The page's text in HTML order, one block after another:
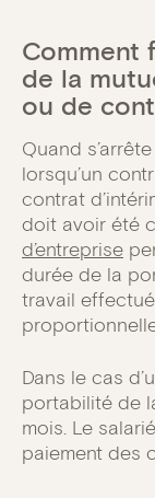
Comment
de la
ou de
Quand
lorsqu’un
contrat
doit avoir été
d’entreprise
durée de la
travail
Dans le cas
portabilité de
mois. Le
paiement des